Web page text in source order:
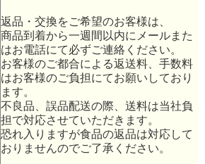
返品・交換をご希望のお客様は、
商品到着から一週間以内にメールまた
はお電話にて必ずご連絡ください。
お客様のご都合による返送料、手数料
はお客様のご負担にてお願いしており
ます。
不良品、誤品配送の際、送料は当社負
担で対応させていただきます。
恐れ入りますが食品の返品は対応して
おりませんのでご了承ください。